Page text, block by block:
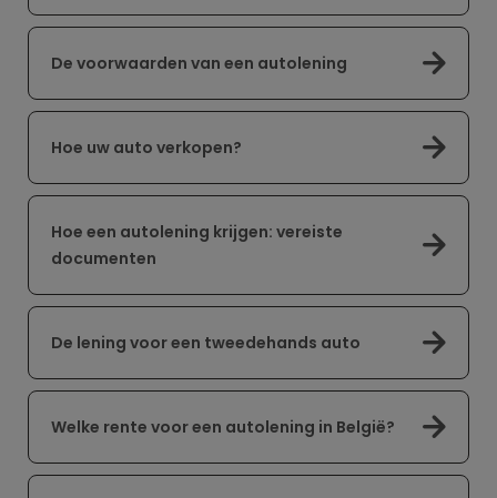
De voorwaarden van een autolening
Hoe uw auto verkopen?
Hoe een autolening krijgen: vereiste
documenten
De lening voor een tweedehands auto
Welke rente voor een autolening in België?